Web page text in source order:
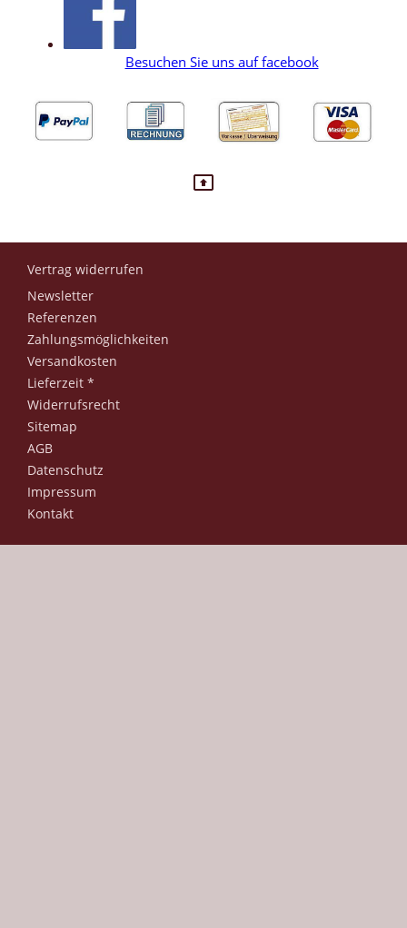
Besuchen Sie uns auf facebook
Vertrag widerrufen
Newsletter
Referenzen
Zahlungsmöglichkeiten
Versandkosten
Lieferzeit *
Widerrufsrecht
Sitemap
AGB
Datenschutz
Impressum
Kontakt